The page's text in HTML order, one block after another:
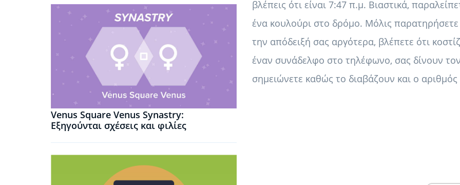
Venus Square Venus Synastry:
Εξηγούνται σχέσεις και φιλίες
βλέπεις ότι είναι 7:47 π.μ. Βιαστικά,
ένα κουλούρι στο δρόμο. Μόλις
την απόδειξή σας αργότερα, βλέπετε ότι
έναν συνάδελφο στο τηλέφωνο, σας δίνουν
σημειώνετε καθώς το διαβάζουν και ο αριθμός